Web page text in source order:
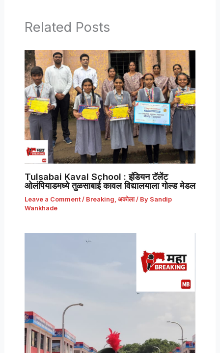
Related Posts
Tulsabai Kaval School : इंडियन टॅलेंट
ओलंपियाडमध्ये तुळसाबाई कावल विद्यालयाला गोल्ड मेडल
Leave a Comment / Breaking अकोला/ By Sandip
Wankhade